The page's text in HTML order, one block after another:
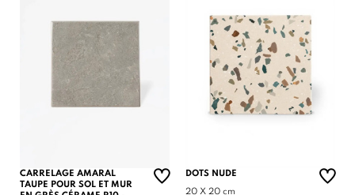
CARRELAGE AMARAL
TAUPE POUR SOL ET MUR
DOTS NUDE
20 X 20 cm